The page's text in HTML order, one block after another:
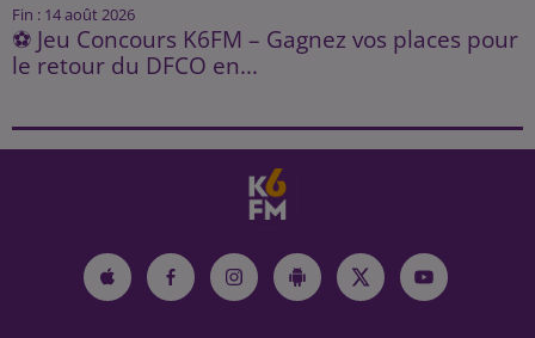
Fin : 14 août 2026
⚽ Jeu Concours K6FM – Gagnez vos places pour
le retour du DFCO en...